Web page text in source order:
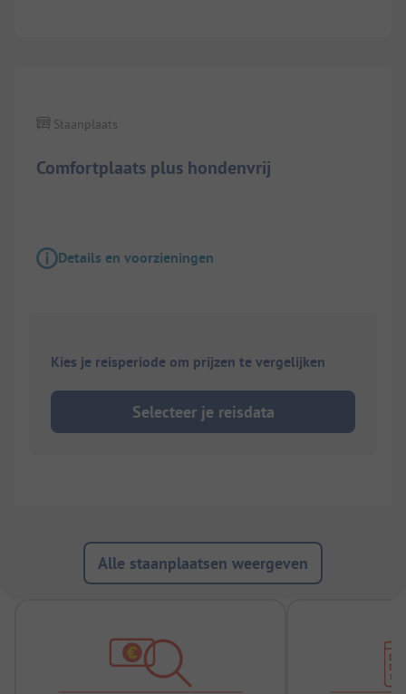
Comfortplaats plus hondenvrij
Staanplaats
Details en voorzieningen
Kies je reisperiode om prijzen te vergelijken
Selecteer je reisdata
Alle staanplaatsen weergeven